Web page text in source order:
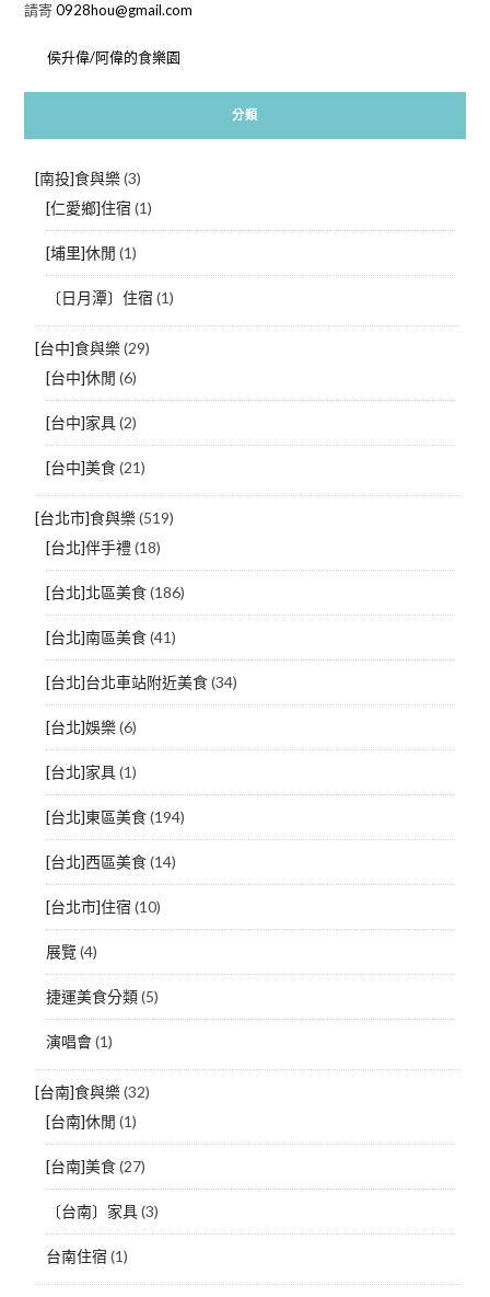
請寄0928hou@gmail.com
侯升偉/阿偉的食樂園
分類
[南投]食與樂(3)
[仁愛鄉]住宿 (1)
[埔里]休閒 (1)
〔日月潭〕住宿 (1)
[台中]食與樂(29)
[台中]休閒 (6)
[台中]家具(2)
[台中]美食(21)
[台北市]食與樂(519)
[台北]伴手禮(18)
[台北]北區美食(186)
[台北]南區美食(41)
[台北]台北車站附近美食(34)
[台北]娛樂(6)
[台北]家具(1)
[台北]東區美食(194)
[台北]西區美食(14)
[台北市]住宿 (10)
展覽(4)
捷運美食分類(5)
演唱會(1)
[台南]食與樂(32)
[台南]休閒 (1)
[台南]美食(27)
〔台南〕家具(3)
台南住宿 (1)